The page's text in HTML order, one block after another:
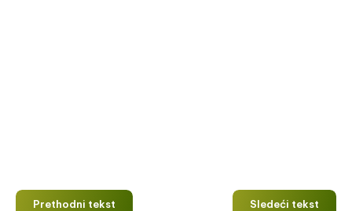
Prethodni tekst Sledeći tekst